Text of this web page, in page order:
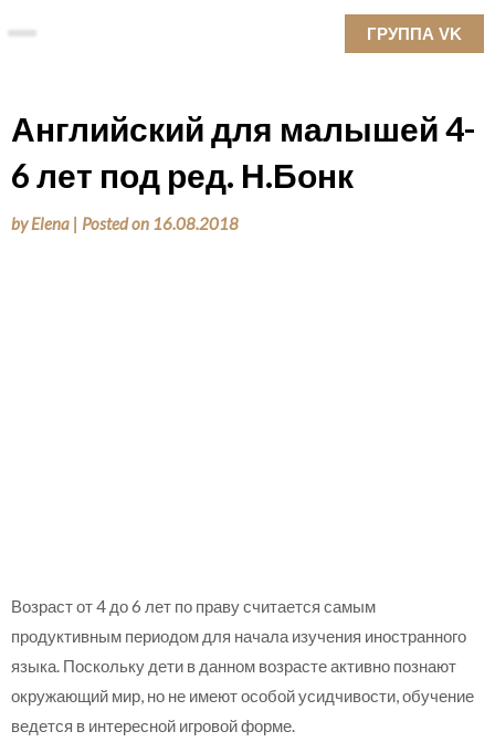
to
ГРУППА VK
Английский для малышей 4-
6 лет под ред. Н.Бонк
byElena | Posted on 16.08.2018
Возраст от 4 до 6 лет по праву считается самым
продуктивным периодом для начала изучения иностранного
языка. Поскольку дети в данном возрасте активно познают
окружающий мир, но не имеют особой усидчивости, обучение
ведется в интересной игровой форме.